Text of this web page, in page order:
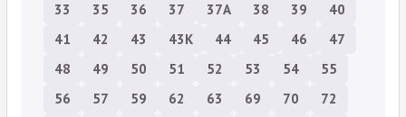
33
35 36 37 37А 38 39
40
41
42 43 43К 44 45 46
47
48
49 50 51 52 53 54
55
56
57 59 62 63 69 70
72